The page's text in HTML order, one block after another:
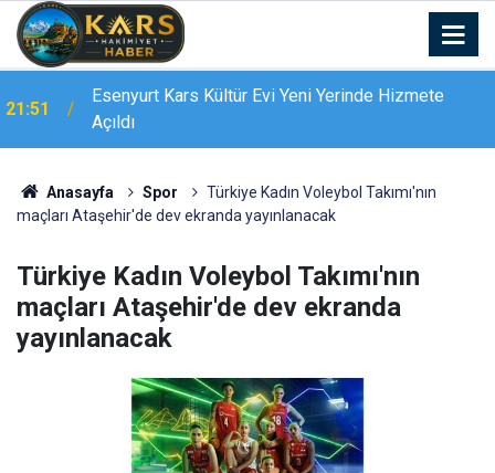
21:19
Bingöl’de 16 dairelik bina alevlere teslim oldu:
Mahsur kalanları itfaiye merdivenle kurtardı
Anasayfa Spor
Türkiye Kadın Voleybol Takımı'nın
maçları Ataşehir'de dev ekranda yayınlanacak
Türkiye Kadın Voleybol Takımı'nın
maçları Ataşehir'de dev ekranda
yayınlanacak